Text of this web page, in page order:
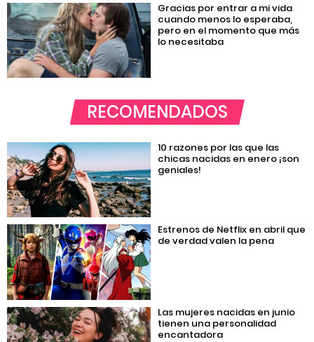
Gracias por entrar a mi vida
cuando menos lo esperaba,
pero en el momento que más
lo necesitaba
RECOMENDADOS
10 razones por las que las
chicas nacidas en enero ¡son
geniales!
Estrenos de Netflix en abril que
de verdad valen la pena
Las mujeres nacidas en junio
tienen una personalidad
encantadora